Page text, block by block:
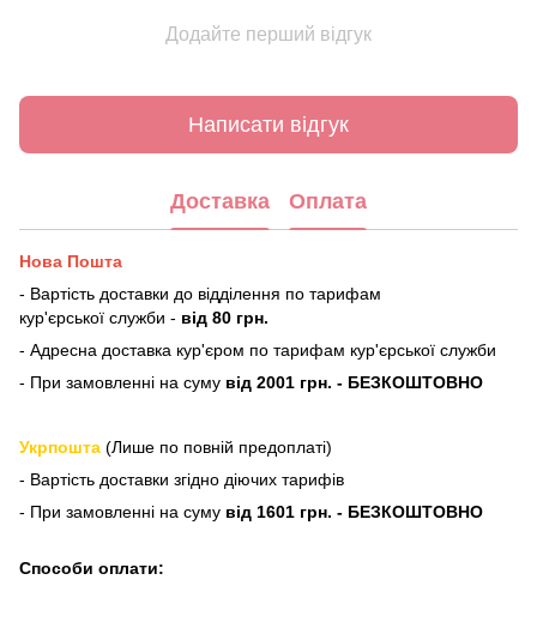
Додайте перший відгук
Написати відгук
Доставка Оплата
Нова Пошта
- Вартість доставки до відділення по тарифам
кур'єрської служби - від 80 грн.
- Адресна доставка кур'єром по тарифам кур'єрської служби
- При замовленні на суму від 2001 грн. - БЕЗКОШТОВНО
Укрпошта (Лише по повній предоплаті)
- Вартість доставки згідно діючих тарифів
- При замовленні на суму від 1601 грн. - БЕЗКОШТОВНО
Способи оплати: